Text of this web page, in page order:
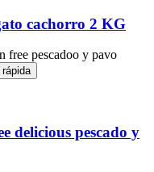
cachorro 2 KG
delicious pescado y